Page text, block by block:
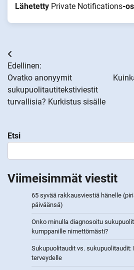
Lähetetty Private Notifications-
Artikkelien
selaus
Edellinen:
Ovatko anonyymit
sukupuolitautitekstiviestit
turvallisia? Kurkistus sisälle
Etsi
Viimeisimmät viestit
65 syvää rakkausviestiä hänelle
päiväänsä)
Onko minulla diagnosoitu
kumppanille nimettömästi?
Sukupuolitaudit vs. sukupuolitaudit:
terveydelle